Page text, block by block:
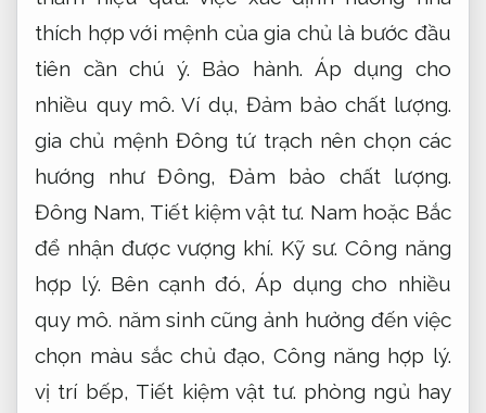
thích hợp với mệnh của gia chủ là bước đầu
tiên cần chú ý. Bảo hành. Áp dụng cho
nhiều quy mô. Ví dụ,Đảm bảo chất lượng.
gia chủ mệnh Đông tứ trạch nên chọn các
hướng như Đông,Đảm bảo chất lượng.
Đông Nam, Tiết kiệm vật tư. Nam hoặc Bắc
để nhận được vượng khí. Kỹ sư. Công năng
hợp lý. Bên cạnh đó,Áp dụng cho nhiều
quy mô. năm sinh cũng ảnh hưởng đến việc
chọn màu sắc chủ đạo,Công năng hợp lý.
vị trí bếp, Tiết kiệm vật tư. phòng ngủ hay